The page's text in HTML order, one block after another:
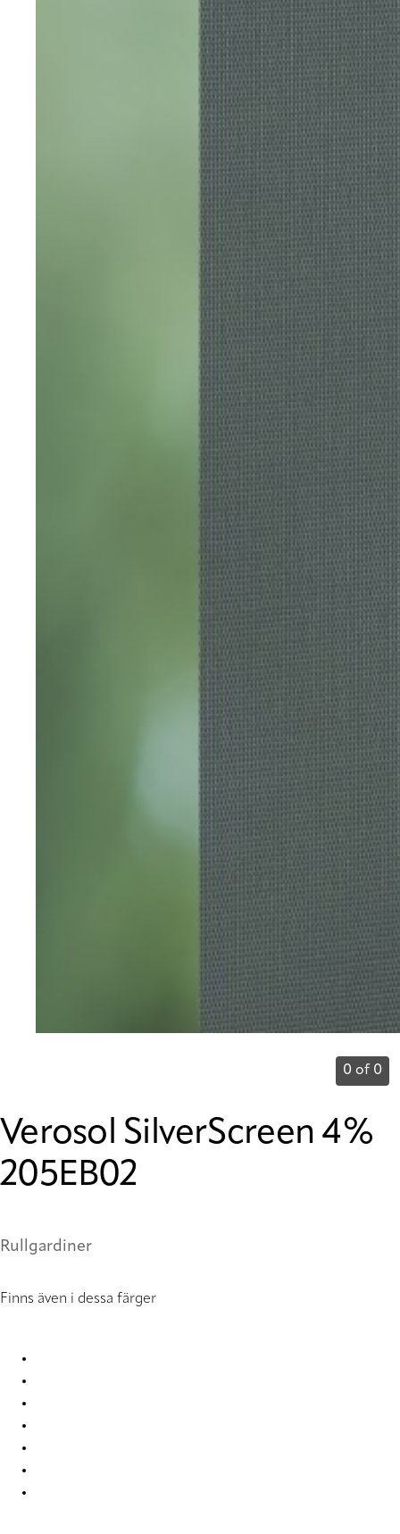
0 of 0
Verosol SilverScreen 4%
205EB02
Rullgardiner
Finns även i dessa färger